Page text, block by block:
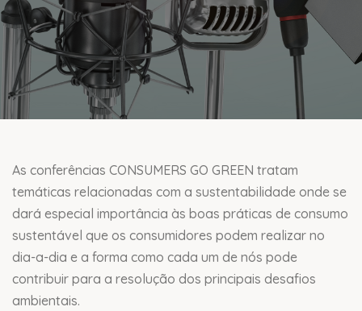
As conferências CONSUMERS GO GREEN tratam
temáticas relacionadas com a sustentabilidade onde se
dará especial importância às boas práticas de consumo
sustentável que os consumidores podem realizar no
dia-a-dia e a forma como cada um de nós pode
contribuir para a resolução dos principais desafios
ambientais.